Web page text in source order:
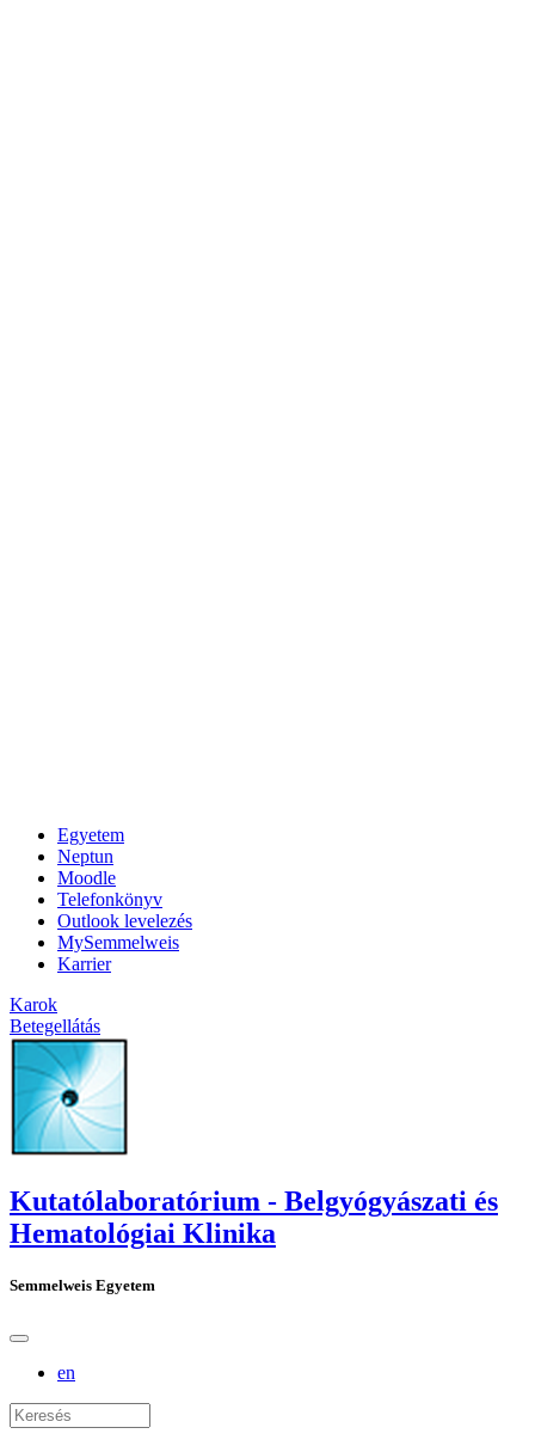
Egyetem
Neptun
Moodle
Telefonkönyv
Outlook levelezés
MySemmelweis
Karrier
Karok
Betegellátás
Kutatólaboratórium - Belgyógyászati és
Hematológiai Klinika
Semmelweis Egyetem
en